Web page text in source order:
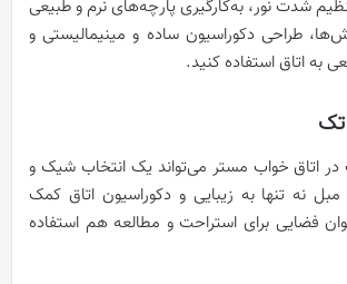
شدت نور، به‌کارگیری پارچه‌های نرم و طبیعی
طراحی دکوراسیون ساده و مینیمالیستی و
به اتاق استفاده کنید.
تک
در اتاق خواب مستر می‌تواند یک انتخاب شیک و
مبل نه تنها به زیبایی و دکوراسیون اتاق کمک
فضایی برای استراحت و مطالعه هم استفاده